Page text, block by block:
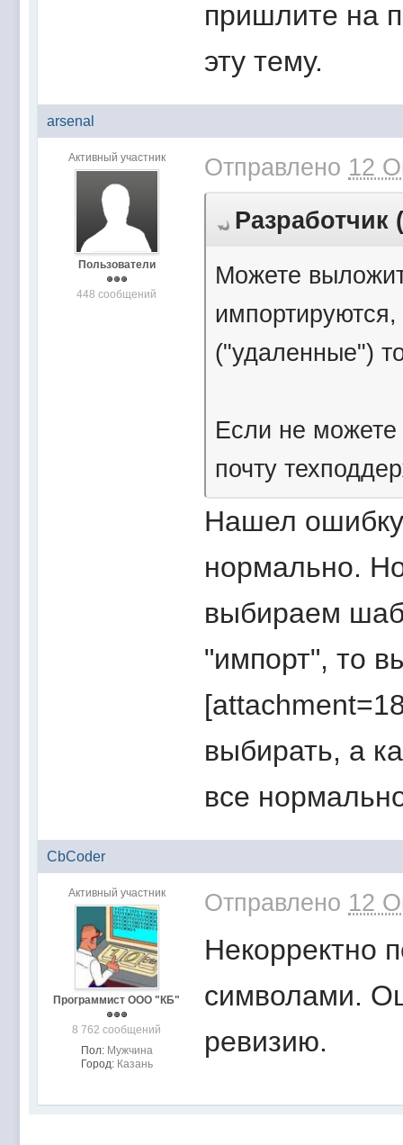
пришлите на
эту тему.
arsenal
Активный участник
Пользователи
448 сообщений
Отправлено 12
Разработчик
Можете
импортируются,
("удаленные")
Если не
почту
Нашел
нормально.
выбираем
"импорт", то
выбирать, а
все
CbCoder
Активный участник
Программист ООО "КБ"
8 762 сообщений
Пол: Мужчина
Город: Казань
Отправлено 12
Некорректно
символами.
ревизию.